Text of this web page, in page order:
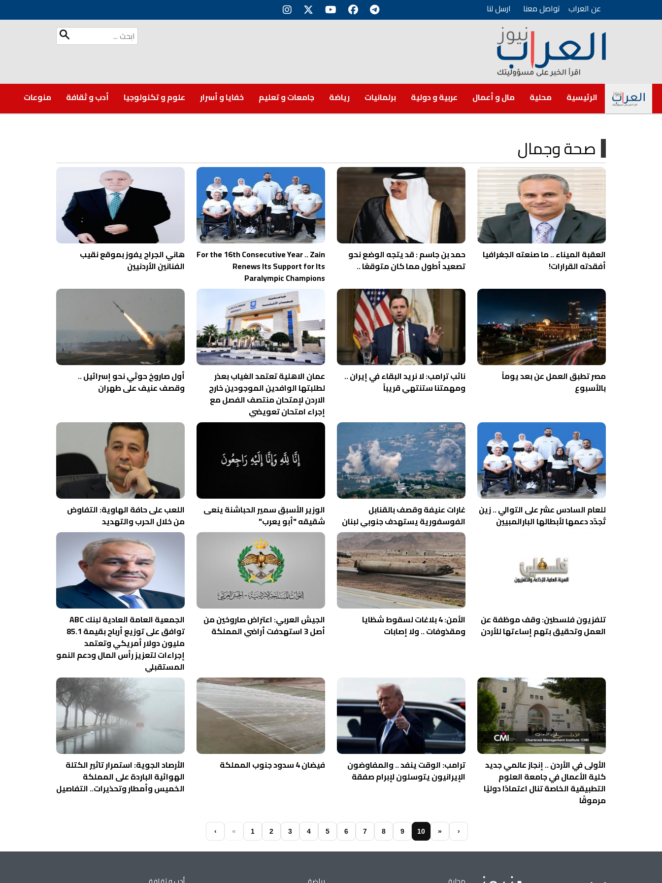
عن العراب تواصل معنا ارسل لنا
الرئيسية محلية مال و أعمال عربية و دولية برلمانيات رياضة جامعات و تعليم خفايا و أسرار علوم و تكنولوجيا أدب و ثقافة منوعات
صحة وجمال
العقبة الميناء .. ما صنعته الجغرافيا
أفقدته القرارات!
حمد بن جاسم : قد يتجه الوضع نحو
تصعيد أطول مما كان متوقعًا ..
For the 16th Consecutive Year .. Zain
Renews Its Support for Its
Paralympic Champions
هاني الجراح يفوز بموقع نقيب
الفنانين الأردنيين
مصر تطبق العمل عن بعد يوماً
بالأسبوع
نائب ترامب: لا نريد البقاء في إيران ..
ومهمتنا ستنتهي قريباً
عمان الاهلية تعتمد الغياب بعذر
لطلبتها الوافدين الموجودين خارج
الاردن لإمتحان منتصف الفصل مع
إجراء امتحان تعويضي
أول صاروخ حوثي نحو إسرائيل ..
وقصف عنيف على طهران
للعام السادس عشر على التوالي .. زين
تُجدّد دعمها لأبطالها البارالمبيين
غارات عنيفة وقصف بالقنابل
الفوسفورية يستهدف جنوبي لبنان
الوزير الأسبق سمير الحباشنة ينعى
شقيقه "أبو يعرب"
اللعب على حافة الهاوية: التفاوض
من خلال الحرب والتهديد
تلفزيون فلسطين: وقف موظفة عن
العمل وتحقيق بتهم إساءتها للأردن
الأمن: 4 بلاغات لسقوط شظايا
ومقذوفات .. ولا إصابات
الجيش العربي: اعتراض صاروخين من
أصل 3 استهدفت أراضي المملكة
الجمعية العامة العادية لبنك ABC
توافق على توزيع أرباح بقيمة 85.1
مليون دولار أمريكي وتعتمد
إجراءات لتعزيز رأس المال ودعم النمو
المستقبلي
الأولى في الأردن .. إنجاز عالمي جديد
كلية الأعمال في جامعة العلوم
التطبيقية الخاصة تنال اعتمادًا دوليًا
مرموقًا
ترامب: الوقت ينفد .. والمفاوضون
الإيرانيون يتوسلون لإبرام صفقة
فيضان 4 سدود جنوب المملكة
الأرصاد الجوية: استمرار تاثير الكتلة
الهوائية الباردة على المملكة
الخميس وأمطار وتحذيرات.. التفاصيل
‹ « 1 2 3 4 5 6 7 8 9 10 » ›